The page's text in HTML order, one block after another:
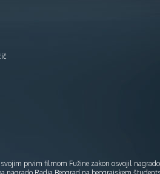
svojim prvim filmom Fužine zakon osvojil